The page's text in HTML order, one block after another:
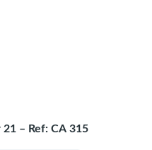
21 – Ref: CA 315